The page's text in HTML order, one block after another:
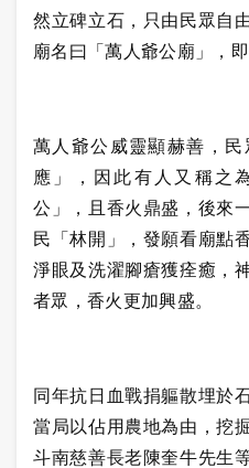
然立碑立石，只由民眾自
廟名曰「萬人爺公廟」，
萬人爺公威靈顯赫善，
應」，因此有人又稱之
公」，且香火鼎盛，後來
民「林開」，發願看廟點
淨眼及洗濯腳瘡獲痊癒，
者眾，香火更加興盛。
同年抗日血戰捐軀散埋於
當局以佔用農地為由，挖
斗南慈善長老陳奎牛先生